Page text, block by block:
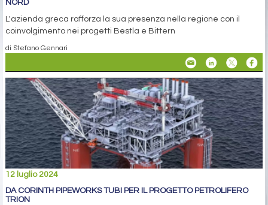
NORD
L'azienda greca rafforza la sua presenza nella regione con il
coinvolgimento nei progetti Bestla e Bittern
di Stefano Gennari
12 luglio 2024
DA CORINTH PIPEWORKS TUBI PER IL PROGETTO PETROLIFERO
TRION